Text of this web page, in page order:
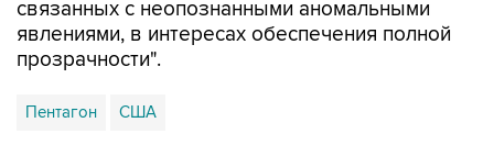
связанных с неопознанными аномальными
явлениями, в интересах обеспечения полной
прозрачности".
Пентагон США